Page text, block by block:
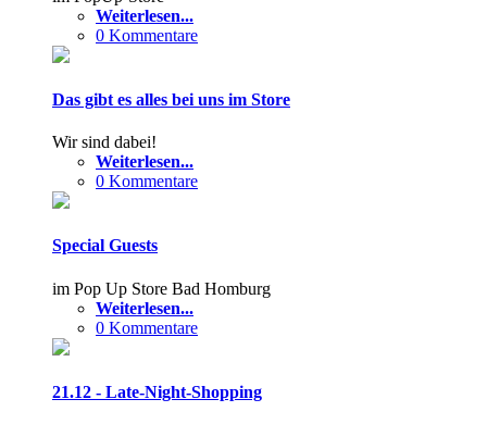
Weiterlesen...
0 Kommentare
Das gibt es alles bei uns im Store
Wir sind dabei!
Weiterlesen...
0 Kommentare
Special Guests
im Pop Up Store Bad Homburg
Weiterlesen...
0 Kommentare
21.12 - Late-Night-Shopping